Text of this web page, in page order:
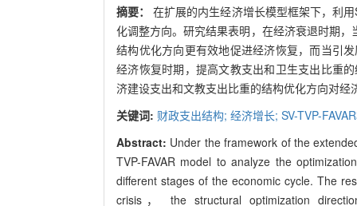
摘要：在扩展的内生经济增长模型框架下，利
化调整方向。研究结果表明，在经济衰退时期
结构优化方向更有效地促进经济恢复，而当引
经济恢复时期，提高文教支出和卫生支出比重
济建设支出和文教支出比重的结构优化方向对经
关键词: 财政支出结构; 经济增长; SV-TVP-
Abstract: Under the framework of the
TVP-FAVAR model to analyze the
different stages of the economic cycle. The
crisis， the structural optimization